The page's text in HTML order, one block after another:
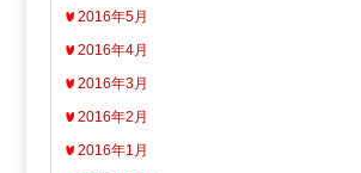
2016年5月
2016年4月
2016年3月
2016年2月
2016年1月